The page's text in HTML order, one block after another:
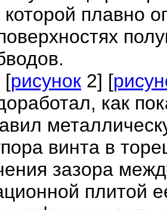
которой плавно
[рисунок 2] [
как
винта в
зазора
плитой